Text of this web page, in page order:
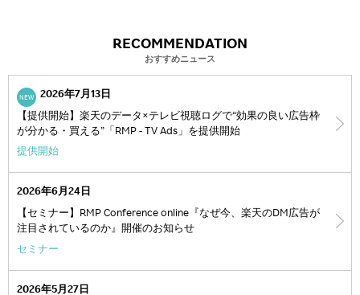
RECOMMENDATION
おすすめニュース
NEW 2026年7月13日
【提供開始】楽天のデータ×テレビ視聴ログで“効果の良い広告枠
が分かる・買える”「RMP - TV Ads」を提供開始
提供開始
2026年6月24日
【セミナー】RMP Conference online『なぜ今、楽天のDM広告が
注目されているのか』開催のお知らせ
セミナー
2026年5月27日